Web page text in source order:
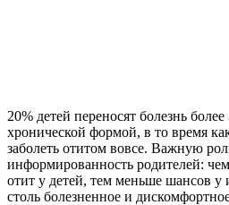
20% детей переносят болезнь
хронической формой, в то время
заболеть отитом вовсе. Важную
информированность родителей:
отит у детей, тем меньше шансов у
столь болезненное и